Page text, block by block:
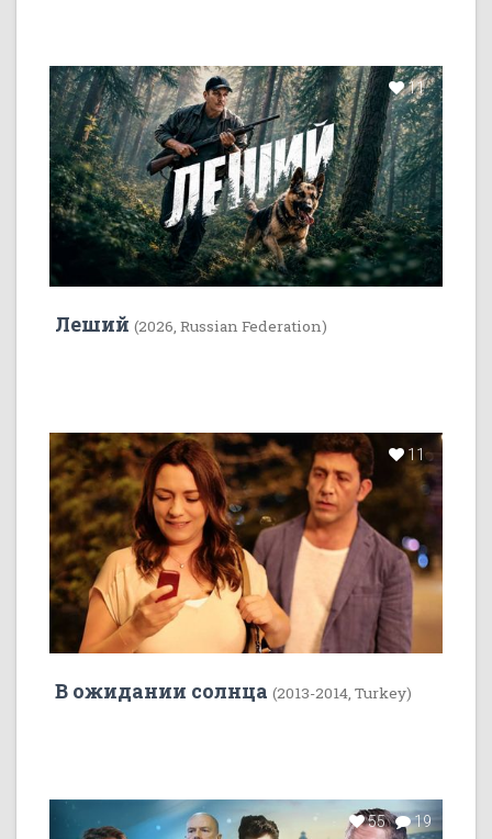
11
Леший (2026, Russian Federation)
11
В ожидании солнца (2013-2014, Turkey)
55 19